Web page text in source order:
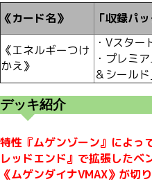
《カード名》 「収録パッ
《エネルギーつけ
かえ》
・Vスタ
・プレミ
＆シール
デッキ紹介
特性『ムゲンゾーン』によっ
レッドエンド』で拡張したベ
《ムゲンダイナVMAX》が切